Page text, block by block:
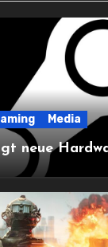
Media
neue